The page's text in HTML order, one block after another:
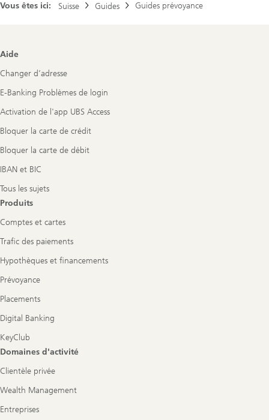
Vous êtes ici: Suisse Guides Guides prévoyance
Footer
Aide
Changer d’adresse
E-Banking Problèmes de login
Activation de l'app UBS Access
Bloquer la carte de crédit
Bloquer la carte de débit
IBAN et BIC
Tous les sujets
Produits
Comptes et cartes
Trafic des paiements
Hypothèques et financements
Prévoyance
Placements
Digital Banking
KeyClub
Domaines d'activité
Clientèle privée
Wealth Management
Entreprises